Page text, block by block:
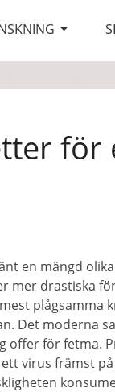
för
en mängd
mer drastiska
plågsamma
Det moderna
offer för fetma.
virus främst